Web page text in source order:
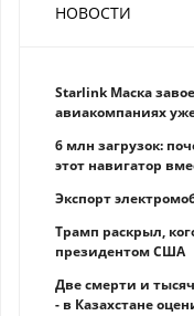
НОВОСТИ
Starlink Маска
авиакомпаниях
6 млн загрузок:
этот навигатор
Экспорт
Трамп раскрыл,
президентом США
Две смерти и
- в Казахстане